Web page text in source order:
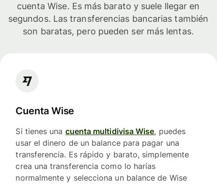
cuenta Wise. Es más barato y suele llegar en
segundos. Las transferencias bancarias también
son baratas, pero pueden ser más lentas.
Cuenta Wise
Si tienes una cuenta multidivisa Wise, puedes
usar el dinero de un balance para pagar una
transferencia. Es rápido y barato, simplemente
crea una transferencia como lo harías
normalmente y selecciona un balance de Wise